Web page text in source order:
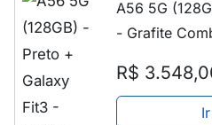
A56 5G
- Grafite
R$